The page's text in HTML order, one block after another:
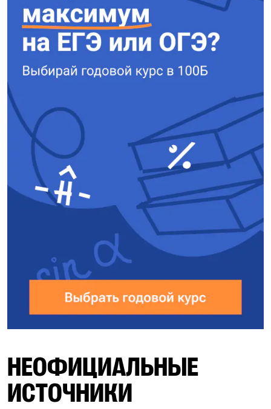
НЕОФИЦИАЛЬНЫЕ
ИСТОЧНИКИ